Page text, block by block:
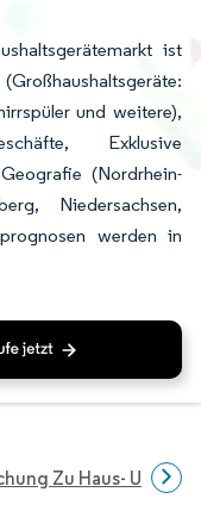
ist
und weitere),
Exklusive
(Nordrhein-
Niedersachsen,
werden in
Zu Haus- Und